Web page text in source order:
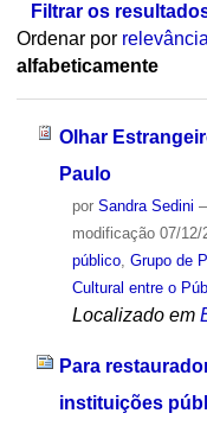
Filtrar os
Ordenar por
alfabeticamente
Olhar
Paulo
por Sandra Sedini
modificação07/12/
público, Grupo de
Cultural entre o
Localizado em
Para
instituições